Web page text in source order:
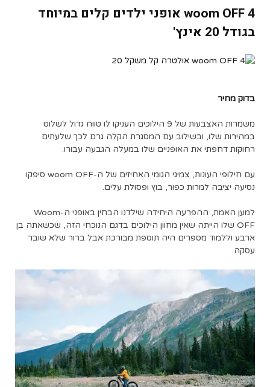
woom OFF 4 אופני ילדים קלים במיוחד
בגודל 20 אינץ'
בדוק מחיר
משמרות האצבעות של 9 הילוכים העניקו לו טווח גדול לשלוט
במהירות שלו, ובשילוב עם המסגרת הקלה גרם לכך שלעתים
רחוקות דחפתי את האופניים שלו במעלה הגבעה עבורו.
עם חילופי העונות, צמיגי הגומי האחיזים של ה-woom OFF סיפקו
נסיעה יציבה למרות כפור, בוץ ופסולת עלים.
למען האמת, ההפרעה היחידה שילדנו הבחין באופני ה-Woom
OFF שלו הייתה שאין מחוון הילוכים בדגם הנוכחי הזה, שכשאתה בן
ארבע וללמוד מספרים היה תוספת מבורכת אבל ברור שלא שובר
עסקה.